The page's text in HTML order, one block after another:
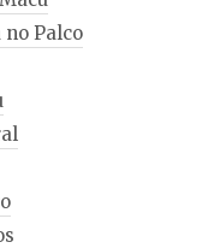
no Palco